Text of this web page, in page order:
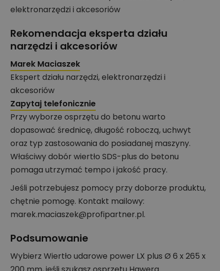
Rekomendacja eksperta działu
narzędzi i akcesoriów
Marek Maciaszek
Ekspert działu narzędzi, elektronarzędzi i
akcesoriów
Zapytaj telefonicznie
Przy wyborze osprzętu do betonu warto
dopasować średnicę, długość roboczą, uchwyt
oraz typ zastosowania do posiadanej maszyny.
Właściwy dobór wiertło SDS-plus do betonu
pomaga utrzymać tempo i jakość pracy.
Jeśli potrzebujesz pomocy przy doborze produktu,
chętnie pomogę. Kontakt mailowy:
marek.maciaszek@profipartner.pl.
Podsumowanie
Wybierz Wiertło udarowe power LX plus Ø 6 x 265 x